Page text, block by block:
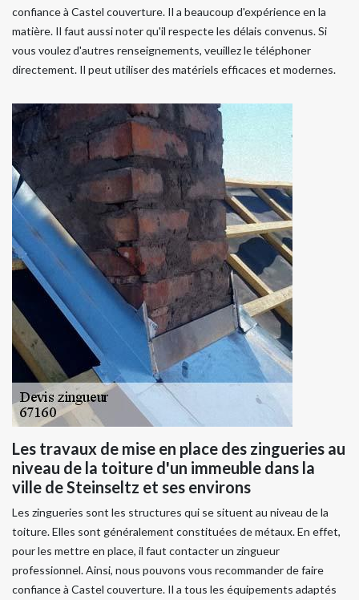
confiance à Castel couverture. Il a beaucoup d'expérience en la
matière. Il faut aussi noter qu'il respecte les délais convenus. Si
vous voulez d'autres renseignements, veuillez le téléphoner
directement. Il peut utiliser des matériels efficaces et modernes.
Les travaux de mise en place des zingueries au
niveau de la toiture d'un immeuble dans la
ville de Steinseltz et ses environs
Les zingueries sont les structures qui se situent au niveau de la
toiture. Elles sont généralement constituées de métaux. En effet,
pour les mettre en place, il faut contacter un zingueur
professionnel. Ainsi, nous pouvons vous recommander de faire
confiance à Castel couverture. Il a tous les équipements adaptés